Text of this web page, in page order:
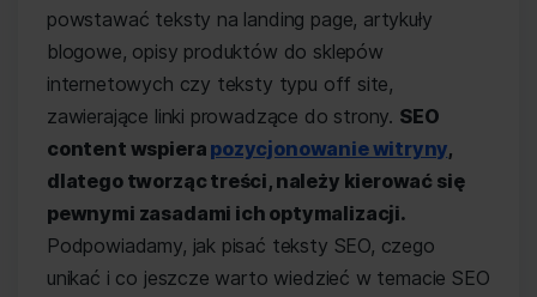
powstawać teksty na landing page, artykuły
blogowe, opisy produktów do sklepów
internetowych czy teksty typu off site,
zawierające linki prowadzące do strony. SEO
content wspiera pozycjonowanie witryny,
dlatego tworząc treści, należy kierować się
pewnymi zasadami ich optymalizacji.
Podpowiadamy, jak pisać teksty SEO, czego
unikać i co jeszcze warto wiedzieć w temacie SEO